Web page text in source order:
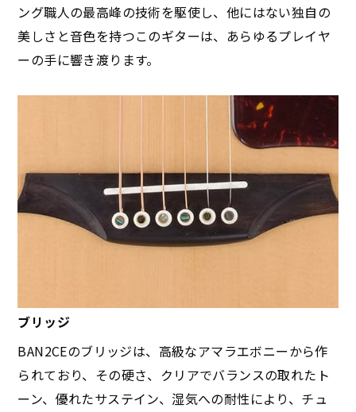
ング職人の最高峰の技術を駆使し、他にはない独自の
美しさと音色を持つこのギターは、あらゆるプレイヤ
ーの手に響き渡ります。
ブリッジ
BAN2CEのブリッジは、高級なアマラエボニーから作
られており、その硬さ、クリアでバランスの取れたト
ーン、優れたサステイン、湿気への耐性により、チュ